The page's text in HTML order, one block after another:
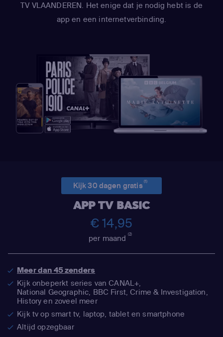
TV VLAANDEREN. Het enige dat je nodig hebt is de
app en een internetverbinding.
Kijk 30 dagen gratis(1)
APP TV BASIC
€ 14,95
per maand(2)
Meer dan 45 zenders
Kijk onbeperkt series van CANAL+,
National Geographic, BBC First, Crime & Investigation,
History en zoveel meer
Kijk tv op smart tv, laptop, tablet en smartphone
Altijd opzegbaar